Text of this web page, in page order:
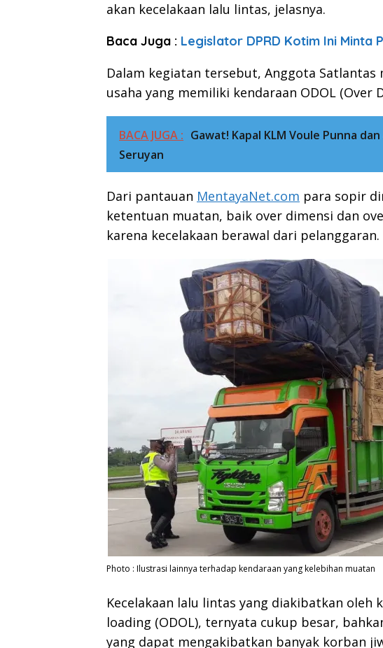
akan kecelakaan lalu lintas, jelasnya.
Baca Juga : Legislator DPRD Kotim Ini Minta
Dalam kegiatan tersebut, Anggota Satlantas
usaha yang memiliki kendaraan ODOL (Over
BACA JUGA : Gawat! Kapal KLM Voule Punna
Seruyan
Dari pantauan MentayaNet.com para sopir
ketentuan muatan, baik over dimensi dan
karena kecelakaan berawal dari pelanggaran.
Photo : Ilustrasi lainnya terhadap kendaraan yang kelebihan muatan
Kecelakaan lalu lintas yang diakibatkan oleh
loading (ODOL), ternyata cukup besar,
yang dapat mengakibatkan banyak korban